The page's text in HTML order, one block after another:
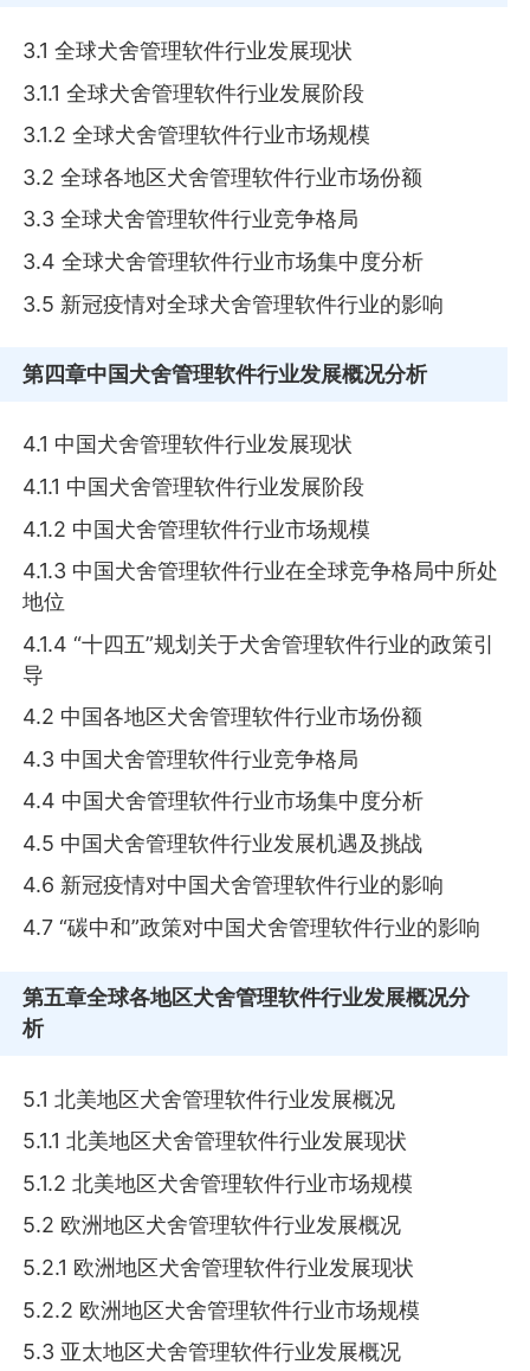
3.1 全球犬舍管理软件行业发展现状
3.1.1 全球犬舍管理软件行业发展阶段
3.1.2 全球犬舍管理软件行业市场规模
3.2 全球各地区犬舍管理软件行业市场份额
3.3 全球犬舍管理软件行业竞争格局
3.4 全球犬舍管理软件行业市场集中度分析
3.5 新冠疫情对全球犬舍管理软件行业的影响
第四章中国犬舍管理软件行业发展概况分析
4.1 中国犬舍管理软件行业发展现状
4.1.1 中国犬舍管理软件行业发展阶段
4.1.2 中国犬舍管理软件行业市场规模
4.1.3 中国犬舍管理软件行业在全球竞争格局中所处
地位
4.1.4 “十四五”规划关于犬舍管理软件行业的政策引
导
4.2 中国各地区犬舍管理软件行业市场份额
4.3 中国犬舍管理软件行业竞争格局
4.4 中国犬舍管理软件行业市场集中度分析
4.5 中国犬舍管理软件行业发展机遇及挑战
4.6 新冠疫情对中国犬舍管理软件行业的影响
4.7 “碳中和”政策对中国犬舍管理软件行业的影响
第五章全球各地区犬舍管理软件行业发展概况分
析
5.1 北美地区犬舍管理软件行业发展概况
5.1.1 北美地区犬舍管理软件行业发展现状
5.1.2 北美地区犬舍管理软件行业市场规模
5.2 欧洲地区犬舍管理软件行业发展概况
5.2.1 欧洲地区犬舍管理软件行业发展现状
5.2.2 欧洲地区犬舍管理软件行业市场规模
5.3 亚太地区犬舍管理软件行业发展概况